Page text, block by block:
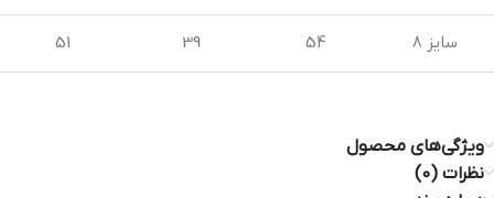
سایز 8 54
39
51
ویژگی‌های محصول
نظرات (0)